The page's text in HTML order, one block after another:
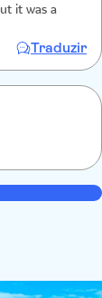
it was a
Traduzir